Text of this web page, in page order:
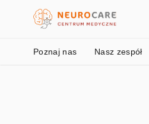
Poznaj nas Nasz zespół